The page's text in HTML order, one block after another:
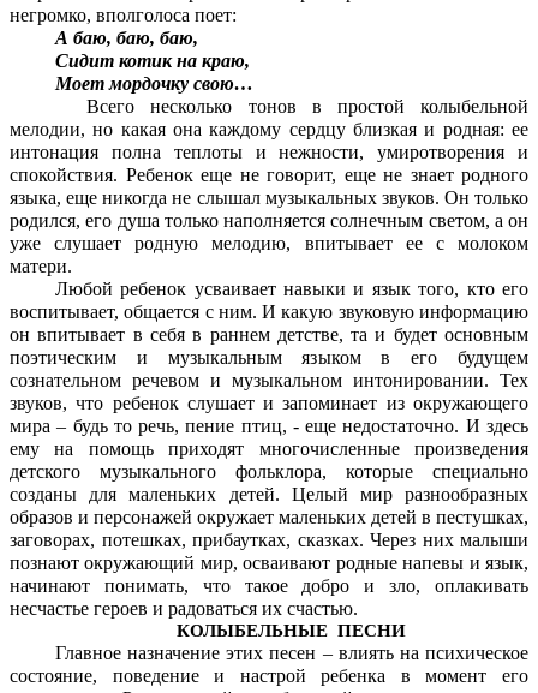
негромко, вполголоса поет:
А баю, баю, баю,
Сидит котик на краю,
Моет мордочку свою…
Всего несколько тонов в простой колыбельной
мелодии, но какая она каждому сердцу близкая и родная: ее
интонация полна теплоты и нежности, умиротворения и
спокойствия. Ребенок еще не говорит, еще не знает родного
языка, еще никогда не слышал музыкальных звуков. Он только
родился, его душа только наполняется солнечным светом, а он
уже слушает родную мелодию, впитывает ее с молоком
матери.
Любой ребенок усваивает навыки и язык того, кто его
воспитывает, общается с ним. И какую звуковую информацию
он впитывает в себя в раннем детстве, та и будет основным
поэтическим и музыкальным языком в его будущем
сознательном речевом и музыкальном интонировании. Тех
звуков, что ребенок слушает и запоминает из окружающего
мира – будь то речь, пение птиц, - еще недостаточно. И здесь
ему на помощь приходят многочисленные произведения
детского музыкального фольклора, которые специально
созданы для маленьких детей. Целый мир разнообразных
образов и персонажей окружает маленьких детей в пестушках,
заговорах, потешках, прибаутках, сказках. Через них малыши
познают окружающий мир, осваивают родные напевы и язык,
начинают понимать, что такое добро и зло, оплакивать
несчастье героев и радоваться их счастью.
КОЛЫБЕЛЬНЫЕ ПЕСНИ
Главное назначение этих песен – влиять на психическое
состояние, поведение и настрой ребенка в момент его